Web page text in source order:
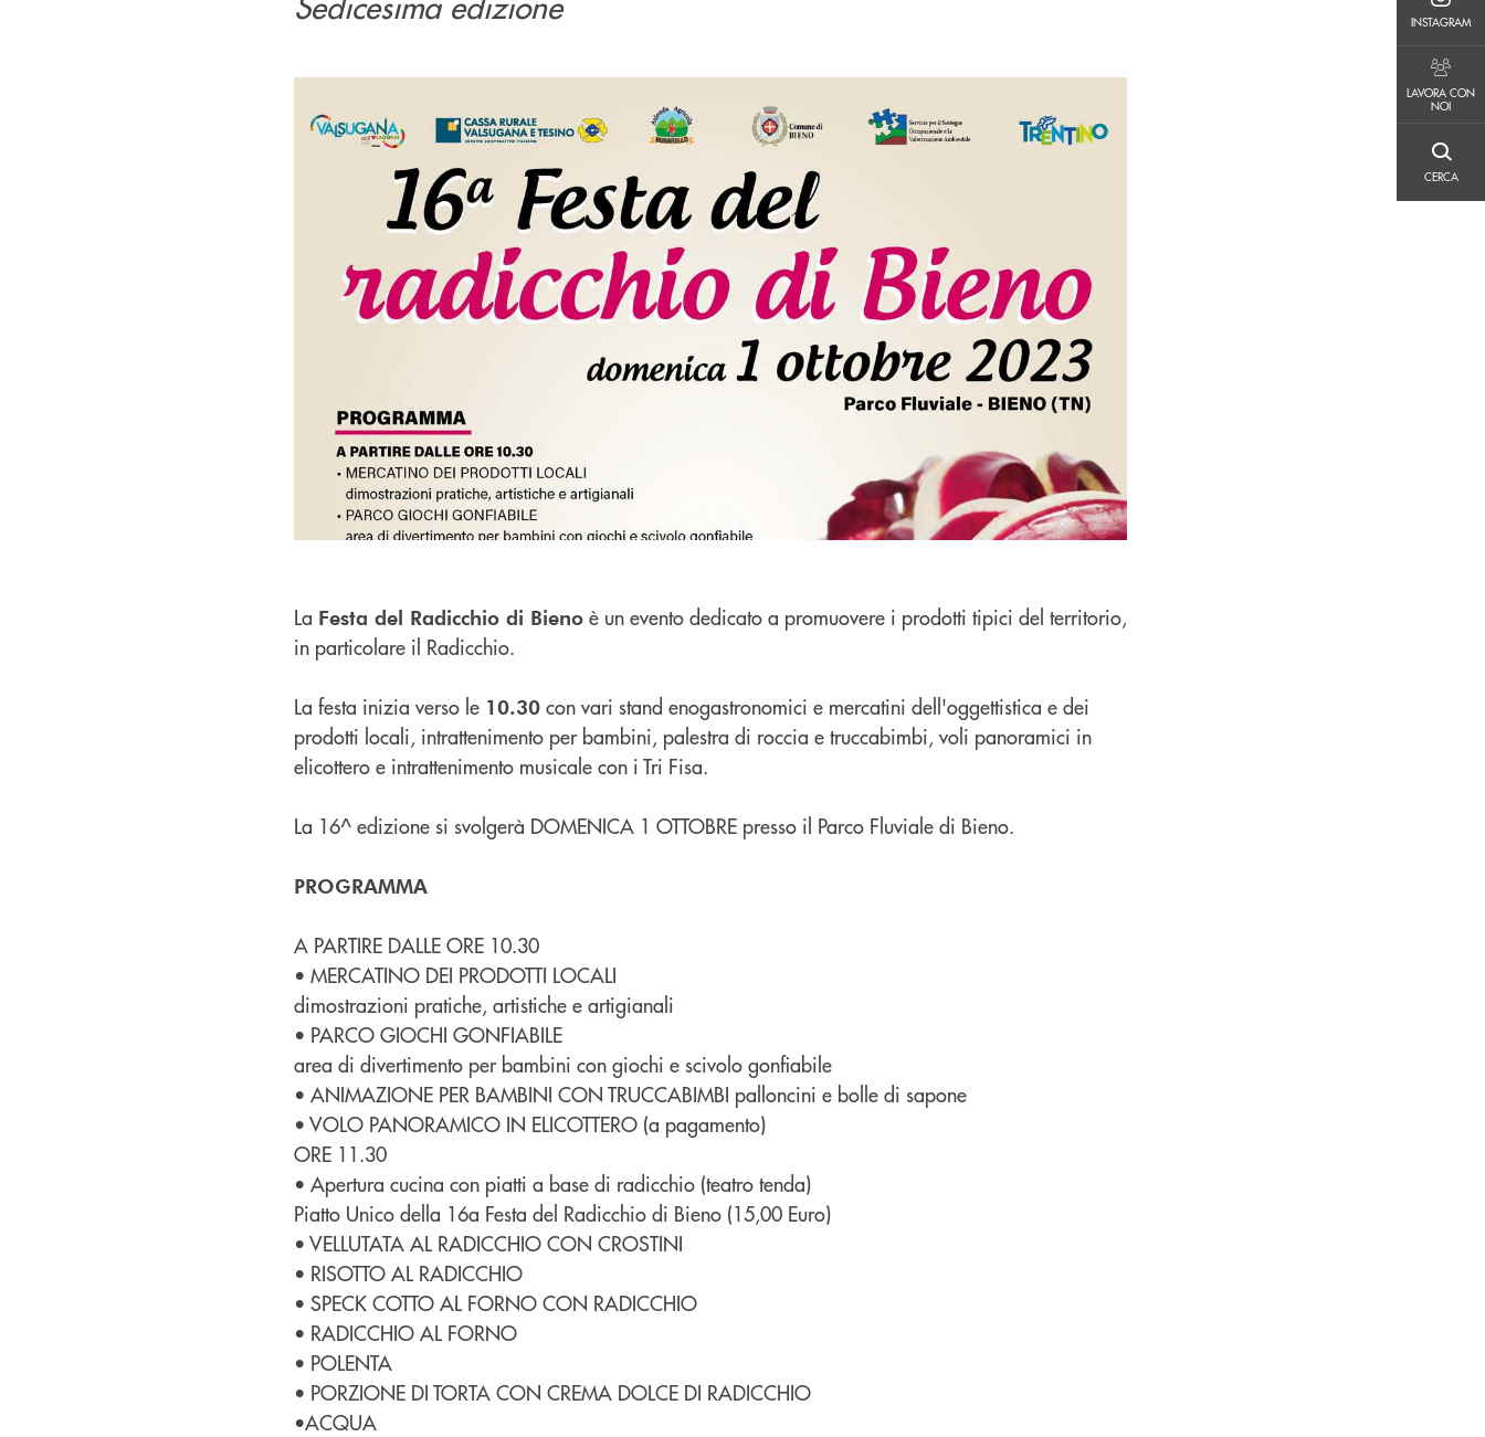
INSTAGRAM
LAVORA CON
NOI
CERCA
La Festa del Radicchio di Bieno è un evento dedicato a promuovere i prodotti tipici del territorio,
in particolare il Radicchio.
La festa inizia verso le 10.30 con vari stand enogastronomici e mercatini dell'oggettistica e dei
prodotti locali, intrattenimento per bambini, palestra di roccia e truccabimbi, voli panoramici in
elicottero e intrattenimento musicale con i Tri Fisa.
La 16^ edizione si svolgerà DOMENICA 1 OTTOBRE presso il Parco Fluviale di Bieno.
PROGRAMMA
A PARTIRE DALLE ORE 10.30
• MERCATINO DEI PRODOTTI LOCALI
dimostrazioni pratiche, artistiche e artigianali
• PARCO GIOCHI GONFIABILE
area di divertimento per bambini con giochi e scivolo gonfiabile
• ANIMAZIONE PER BAMBINI CON TRUCCABIMBI palloncini e bolle di sapone
• VOLO PANORAMICO IN ELICOTTERO (a pagamento)
ORE 11.30
• Apertura cucina con piatti a base di radicchio (teatro tenda)
Piatto Unico della 16a Festa del Radicchio di Bieno (15,00 Euro)
• VELLUTATA AL RADICCHIO CON CROSTINI
• RISOTTO AL RADICCHIO
• SPECK COTTO AL FORNO CON RADICCHIO
• RADICCHIO AL FORNO
• POLENTA
• PORZIONE DI TORTA CON CREMA DOLCE DI RADICCHIO
•ACQUA